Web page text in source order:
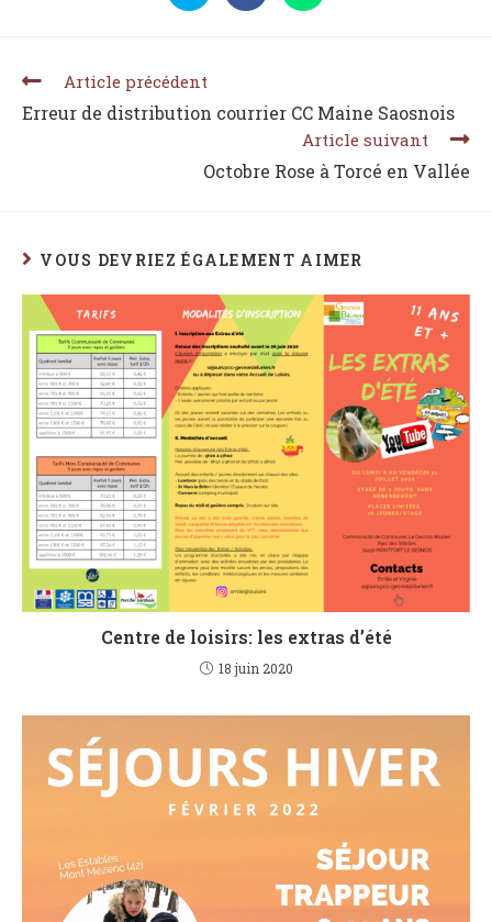
Article précédent
Erreur de distribution courrier CC Maine Saosnois
Article suivant
Octobre Rose à Torcé en Vallée
VOUS DEVRIEZ ÉGALEMENT AIMER
Centre de loisirs: les extras d’été
18 juin 2020